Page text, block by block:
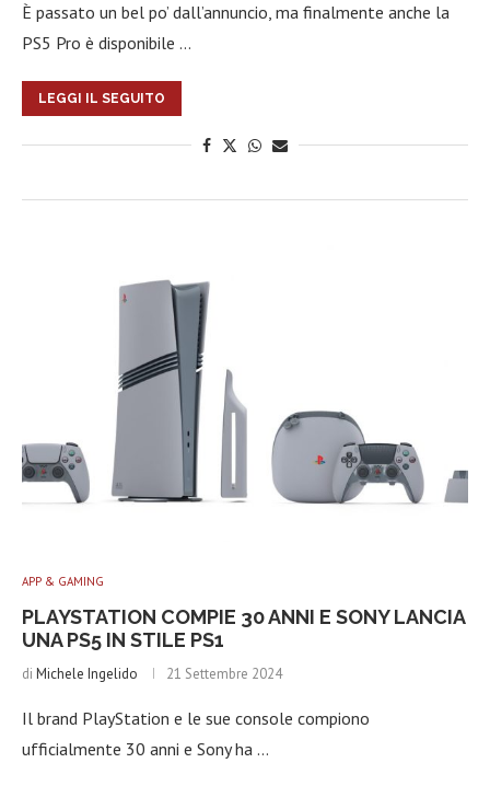
È passato un bel po’ dall’annuncio, ma finalmente anche la
PS5 Pro è disponibile …
LEGGI IL SEGUITO
APP & GAMING
PLAYSTATION COMPIE 30 ANNI E SONY LANCIA
UNA PS5 IN STILE PS1
di Michele Ingelido 21 Settembre 2024
Il brand PlayStation e le sue console compiono
ufficialmente 30 anni e Sony ha …